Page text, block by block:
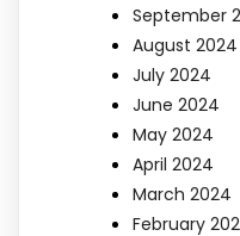
September
August 2024
July 2024
June 2024
May 2024
April 2024
March 2024
February